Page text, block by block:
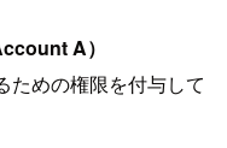
A）
ための権限を付与して